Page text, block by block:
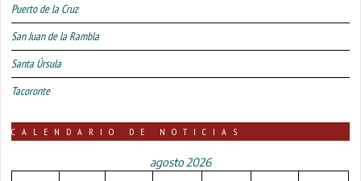
Puerto de la Cruz
San Juan de la Rambla
Santa Úrsula
Tacoronte
CALENDARIO DE NOTICIAS
agosto 2026